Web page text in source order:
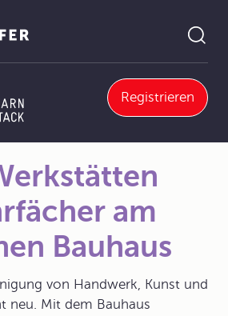
Registrieren
am staatlichen Bauhaus
am
Bauhaus
von Handwerk, Kunst und
neu. Mit dem Bauhaus